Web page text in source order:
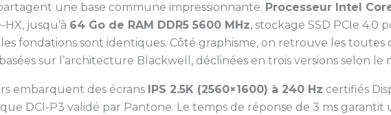
une base commune impressionnante. Processeur Intel
jusqu’à 64 Go de RAM DDR5 5600 MHz, stockage SSD PCIe 4.0
fondations sont identiques. Côté graphisme, on retrouve les toutes
sur l’architecture Blackwell, déclinées en trois versions selon le
embarquent des écrans IPS 2.5K (2560×1600) à 240 Hz certifiés
DCI-P3 validé par Pantone. Le temps de réponse de 3 ms